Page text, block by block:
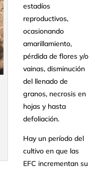
estadíos
reproductivos,
ocasionando
amarillamiento,
pérdida de flores y/o
vainas, disminución
del llenado de
granos, necrosis en
hojas y hasta
defoliación.
Hay un período del
cultivo en que las
EFC incrementan su